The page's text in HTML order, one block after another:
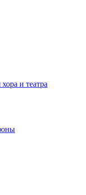
и театра